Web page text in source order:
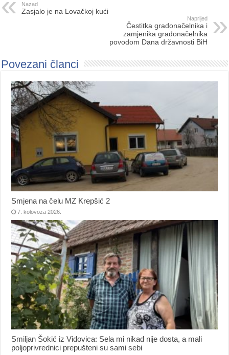
Nazad
Zasjalo je na Lovačkoj kući
Naprijed
Čestitka gradonačelnika i
zamjenika gradonačelnika
povodom Dana državnosti BiH
Povezani članci
Smjena na čelu MZ Krepšić 2
7. kolovoza 2026.
Smiljan Šokić iz Vidovica: Sela mi nikad nije dosta, a mali
poljoprivrednici prepušteni su sami sebi